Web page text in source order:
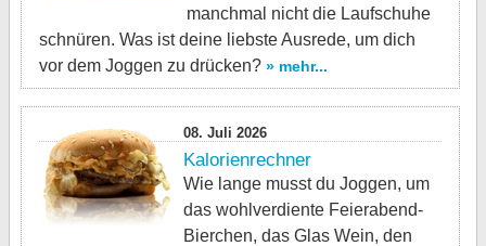
manchmal nicht die Laufschuhe
schnüren. Was ist deine liebste Ausrede, um dich
vor dem Joggen zu drücken? » mehr...
08. Juli 2026
Kalorienrechner
Wie lange musst du Joggen, um
das wohlverdiente Feierabend-
Bierchen, das Glas Wein, den